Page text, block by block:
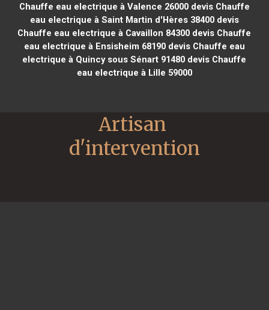
Chauffe eau electrique à Valence 26000devis Chauffe
eau electrique à Saint Martin d'Hères 38400devis
Chauffe eau electrique à Cavaillon 84300 devis Chauffe
eau electrique à Ensisheim 68190devis Chauffe eau
electrique à Quincy sous Sénart 91480 devis Chauffe
eau electrique à Lille 59000
Artisan
d'intervention